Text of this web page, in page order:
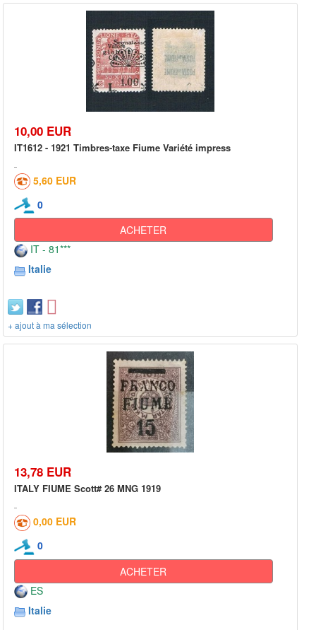
10,00 EUR
IT1612 - 1921 Timbres-taxe Fiume Variété impress
5,60 EUR
0
ACHETER
IT - 81***
Italie
+ ajout à ma sélection
13,78 EUR
ITALY FIUME Scott# 26 MNG 1919
0,00 EUR
0
ACHETER
ES
Italie